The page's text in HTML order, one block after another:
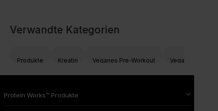
Verwandte Kategorien
Produkte Kreatin Veganes Pre-Workout Veganes Kreatin
Protein Works™ Produkte